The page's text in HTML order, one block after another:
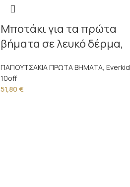
Μποτάκι για τα πρώτα
βήματα σε λευκό δέρμα,
ΠΑΠΟΥΤΣΑΚΙΑ ΠΡΩΤΑ ΒΗΜΑΤΑ, Everkid
10off
51,80 €